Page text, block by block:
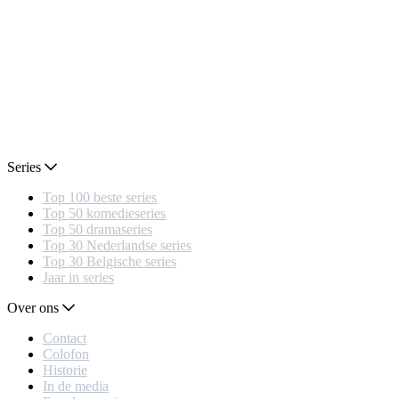
Series
Top 100 beste series
Top 50 komedieseries
Top 50 dramaseries
Top 30 Nederlandse series
Top 30 Belgische series
Jaar in series
Over ons
Contact
Colofon
Historie
In de media